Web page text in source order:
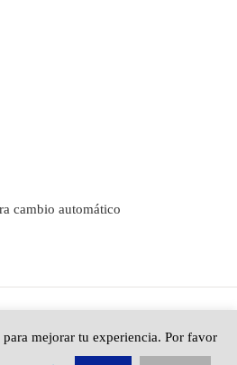
cambio automático
mejorar tu experiencia. Por favor